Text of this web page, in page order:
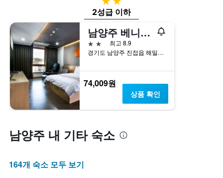
다.
차
트
에
객
실
요
표
는
2성급 이하
남양주 베니키아 JD 호텔
2성급
최고 8.9
경기도 남양주 진접읍 해밀예당1로 50-44
74,009원
상품 확인
남양주 내 기타 숙소
164개 숙소 모두 보기